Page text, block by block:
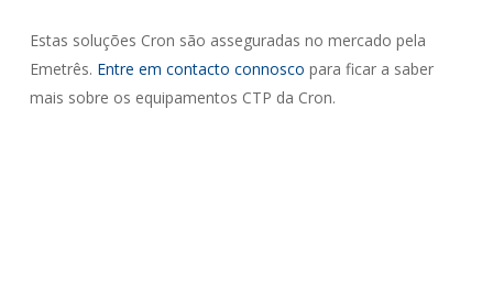
Estas soluções Cron são asseguradas no mercado pela
Emetrês. Entre em contacto connosco para ficar a saber
mais sobre os equipamentos CTP da Cron.